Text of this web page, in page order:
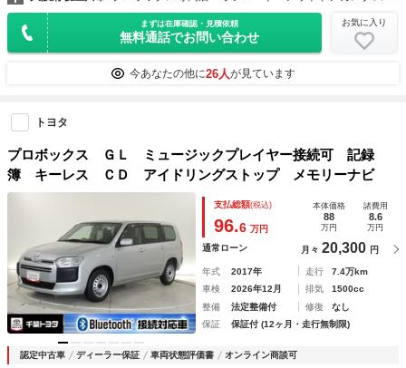
まずは在庫確認・見積依頼
無料通話でお問い合わせ
お気に入り
今あなたの他に26人が見ています
トヨタ
プロボックス ＧＬ ミュージックプレイヤー接続可 記録
簿 キーレス ＣＤ アイドリングストップ メモリーナビ
支払総額(税込)
96.6 万円
本体価格
88
万円
諸費用
8.6
万円
通常ローン 月々 20,300 円
年式 2017年 走行
7.4万km
車検
2026年12月 排気
1500cc
整備
法定整備付 修復
なし
保証
保証付 (12ヶ月・走行無制限)
認定中古車 ディーラー保証 車両状態評価書 オンライン商談可